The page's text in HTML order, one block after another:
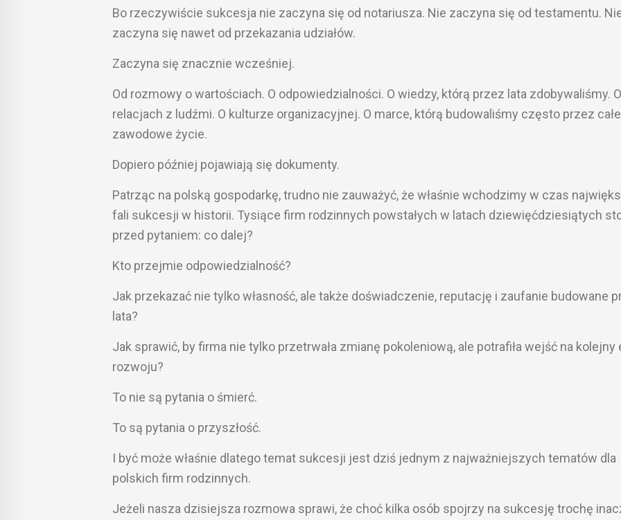
Bo rzeczywiście sukcesja nie zaczyna się od notariusza. Nie zaczyna się od testamentu.
zaczyna się nawet od przekazania udziałów.
Zaczyna się znacznie wcześniej.
Od rozmowy o wartościach. O odpowiedzialności. O wiedzy, którą przez lata zdobywaliśmy. O
relacjach z ludźmi. O kulturze organizacyjnej. O marce, którą budowaliśmy często przez całe
zawodowe życie.
Dopiero później pojawiają się dokumenty.
Patrząc na polską gospodarkę, trudno nie zauważyć, że właśnie wchodzimy w czas
fali sukcesji w historii. Tysiące firm rodzinnych powstałych w latach dziewięćdziesiątych
przed pytaniem: co dalej?
Kto przejmie odpowiedzialność?
Jak przekazać nie tylko własność, ale także doświadczenie, reputację i zaufanie budowane
lata?
Jak sprawić, by firma nie tylko przetrwała zmianę pokoleniową, ale potrafiła wejść na kolejny
rozwoju?
To nie są pytania o śmierć.
To są pytania o przyszłość.
I być może właśnie dlatego temat sukcesji jest dziś jednym z najważniejszych tematów dla
polskich firm rodzinnych.
Jeżeli nasza dzisiejsza rozmowa sprawi, że choć kilka osób spojrzy na sukcesję trochę